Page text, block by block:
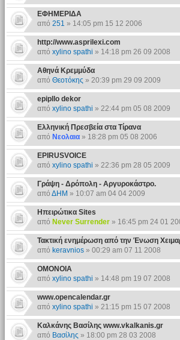
ΕΦΗΜΕΡΙΔΑ
από 251 » 14:05 pm 15 12 2006
http://www.asprilexi.com
από xylino spathi » 14:18 pm 26 09 2008
Αθηνά Κρεμμύδα
από Θεοτόκης » 20:39 pm 29 09 2009
epipllo dekor
από xylino spathi » 22:44 pm 05 08 2009
Ελληνική Πρεσβεία στα Τίρανα
από Νεολαια» 18:28 pm 05 08 2006
EPIRUSVOICE
από xylino spathi » 22:36 pm 28 05 2009
Γράψη - Δρόπολη - Αργυροκάστρο.
από ΔΗΜ » 10:07 am 04 04 2009
Ηπειρώτικα Sites
από Never Surrender» 16:45 pm 24 01
Τακτική ενημέρωση από την Ένωση
από keravnios» 00:29 am 07 11 2008
ΟΜΟΝΟΙΑ
από xylino spathi » 14:48 pm 19 07 2008
www.opencalendar.gr
από xylino spathi » 21:15 pm 15 07 2008
Καλκάνης Βασίλης www.vkalkanis.gr
από Βασίλης » 18:00 pm 28 03 2008